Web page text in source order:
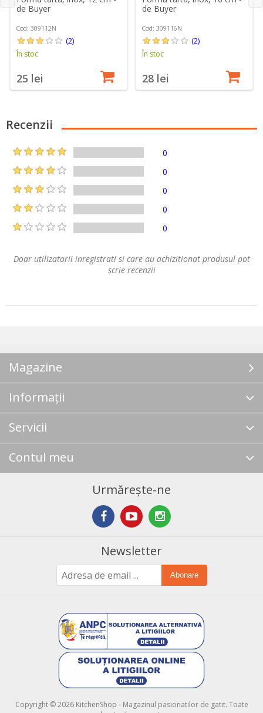
de Buyer
Cod: 309112N
(2)
În stoc
25 lei
de Buyer
Cod: 309116N
(2)
În stoc
28 lei
Recenzii
0
0
0
0
0
Doar utilizatorii inregistrati si care au achizitionat produsul pot
scrie recenzii
Magazine
Informații
Servicii
Contul meu
Urmărește-ne
Newsletter
Abonare
Copyright © 2026 KitchenShop - Magazinul pasionatilor de gatit. Toate